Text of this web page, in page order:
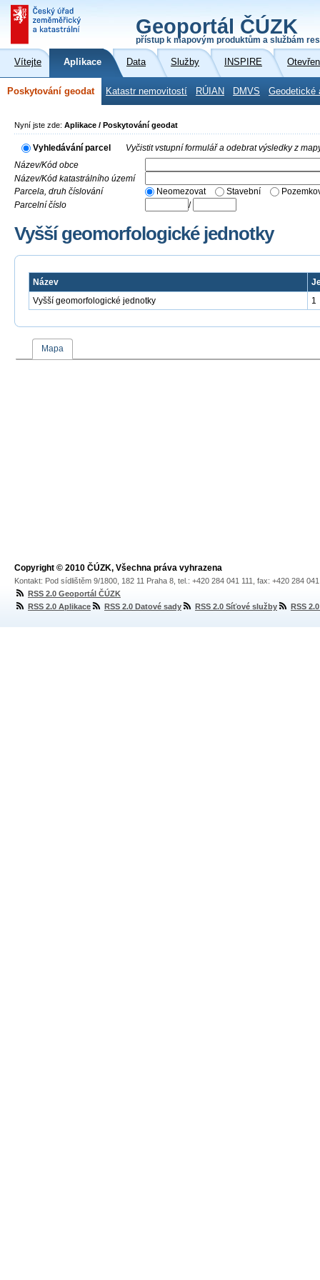
Geoportál ČÚZK
přístup k mapovým produktům a službám
Vítejte Aplikace Data Služby INSPIRE
Poskytování geodat Katastr nemovitostí RÚIAN DMVS Geodetické
Nyní jste zde: Aplikace / Poskytování geodat
Vyhledávání parcel
Vyčistit vstupní formulář a odebrat výsledky z
Název/Kód obce
Název/Kód katastrálního území
Parcela, druh číslování
Neomezovat Stavební
Parcelní číslo
/
Vyšší geomorfologické jednotky
Název
Vyšší geomorfologické jednotky
1
Mapa
Copyright © 2010 ČÚZK, Všechna práva vyhrazena
Kontakt: Pod sídlištěm 9/1800, 182 11 Praha 8, tel.: +420 284 041 111, fax: +420 284
RSS 2.0 Geoportál ČÚZK
RSS 2.0 Aplikace
RSS 2.0 Datové sady RSS 2.0 Síťové služby RSS